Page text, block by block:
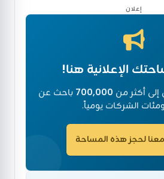
إعلان
الإعلانية هنا!
أكثر من 700,000 باحث عن
الشركات يومياً.
لحجز هذه المساحة